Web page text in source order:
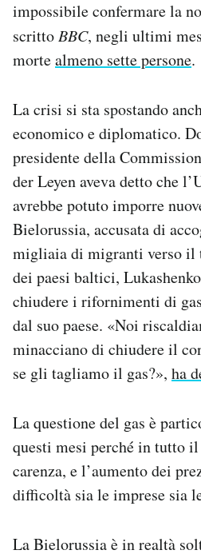
impossibile confermare la
scritto BBC, negli ultimi
mortealmeno sette persone.
La crisi si sta spostando
economico e diplomatico.
presidente della
der Leyen aveva detto che
avrebbe potuto imporre
Bielorussia, accusata di
migliaia di migranti verso il
dei paesi baltici,
chiudere i rifornimenti di
dal suo paese. «Noi
minacciano di chiudere il
se gli tagliamo il gas?», ha
La questione del gas è
questi mesi perché in tutto il
carenza, e l’aumento dei
difficoltà sia le imprese sia
La Bielorussia è in realtà